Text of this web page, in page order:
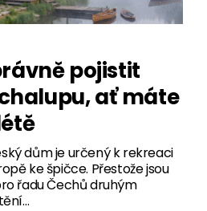
pojistit
ať máte
dům je určený k rekreaci
ke špičce. Přestože jsou
řadu Čechů druhým